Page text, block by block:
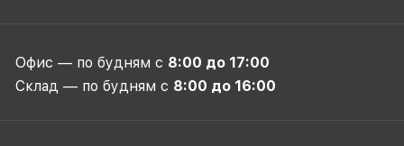
Офис — по будням с 8:00 до 17:00
Склад — по будням с 8:00 до 16:00